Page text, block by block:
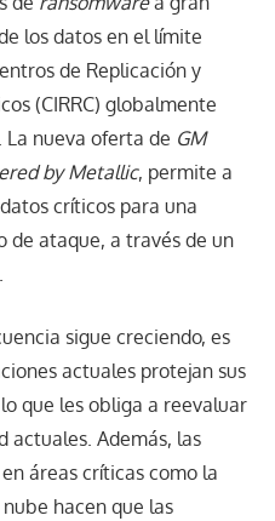
los datos en el límite
de Replicación y
(CIRRC) globalmente
La nueva oferta de GM
by Metallic, permite a
críticos para una
de ataque, a través de un
sigue creciendo, es
actuales protejan sus
que les obliga a reevaluar
actuales. Además, las
áreas críticas como la
hacen que las